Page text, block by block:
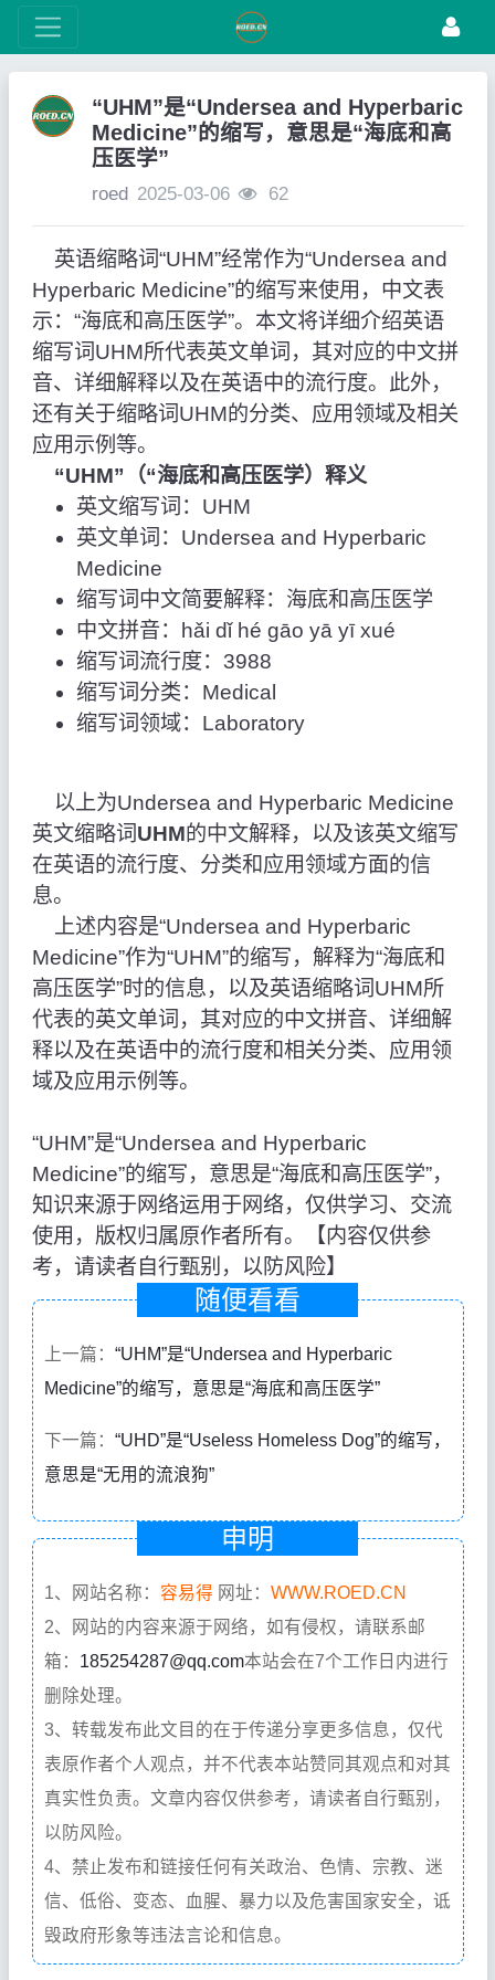
“UHM”是“Undersea and Hyperbaric
Medicine”的缩写，意思是“海底和高
压医学”
roed 2025-03-06 62
英语缩略词“UHM”经常作为“Undersea and
Hyperbaric Medicine”的缩写来使用，中文表
示：“海底和高压医学”。本文将详细介绍英语
缩写词UHM所代表英文单词，其对应的中文拼
音、详细解释以及在英语中的流行度。此外，
还有关于缩略词UHM的分类、应用领域及相关
应用示例等。
“UHM”（“海底和高压医学）释义
英文缩写词：UHM
英文单词：Undersea and Hyperbaric
Medicine
缩写词中文简要解释：海底和高压医学
中文拼音：hǎi dǐ hé gāo yā yī xué
缩写词流行度：3988
缩写词分类：Medical
缩写词领域：Laboratory
以上为Undersea and Hyperbaric Medicine
英文缩略词 UHM的中文解释，以及该英文缩写
在英语的流行度、分类和应用领域方面的信
息。
上述内容是“Undersea and Hyperbaric
Medicine”作为“UHM”的缩写，解释为“海底和
高压医学”时的信息，以及英语缩略词UHM所
代表的英文单词，其对应的中文拼音、详细解
释以及在英语中的流行度和相关分类、应用领
域及应用示例等。
“UHM”是“Undersea and Hyperbaric
Medicine”的缩写，意思是“海底和高压医学”，
知识来源于网络运用于网络，仅供学习、交流
使用，版权归属原作者所有。【内容仅供参
考，请读者自行甄别，以防风险】
随便看看
上一篇： “UHM”是“Undersea and Hyperbaric
Medicine”的缩写，意思是“海底和高压医学”
下一篇： “UHD”是“Useless Homeless Dog”的缩写，
意思是“无用的流浪狗”
申明
1、网站名称： 容易得 网址： WWW.ROED.CN
2、网站的内容来源于网络，如有侵权，请联系邮
箱： 185254287@qq.com本站会在7个工作日内进行
删除处理。
3、转载发布此文目的在于传递分享更多信息，仅代
表原作者个人观点，并不代表本站赞同其观点和对其
真实性负责。文章内容仅供参考，请读者自行甄别，
以防风险。
4、禁止发布和链接任何有关政治、色情、宗教、迷
信、低俗、变态、血腥、暴力以及危害国家安全，诋
毁政府形象等违法言论和信息。